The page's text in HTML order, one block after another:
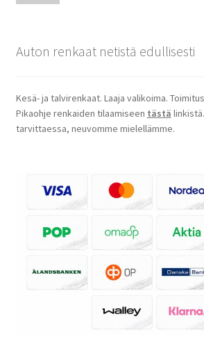
Auton renkaat netistä edullisesti
Kesä- ja talvirenkaat. Laaja valikoima.
Pikaohje renkaiden tilaamiseen tästä
tarvittaessa, neuvomme mielellämme.